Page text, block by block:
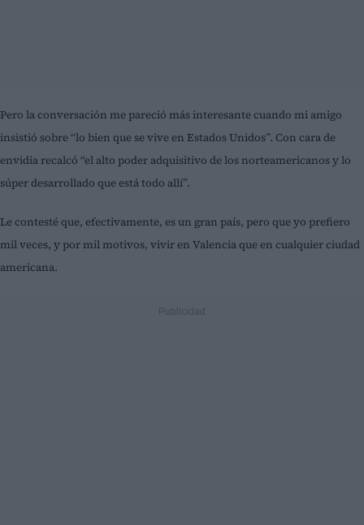
Pero la conversación me pareció más interesante cuando mi amigo
insistió sobre “lo bien que se vive en Estados Unidos”. Con cara de
envidia recalcó “el alto poder adquisitivo de los norteamericanos y lo
súper desarrollado que está todo allí”.
Le contesté que, efectivamente, es un gran país, pero que yo prefiero
mil veces, y por mil motivos, vivir en Valencia que en cualquier ciudad
americana.